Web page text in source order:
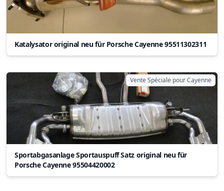
Katalysator original neu für Porsche Cayenne 95511302311
Vente Spéciale pour Cayenne
Sportabgasanlage Sportauspuff Satz original neu für
Porsche Cayenne 95504420002